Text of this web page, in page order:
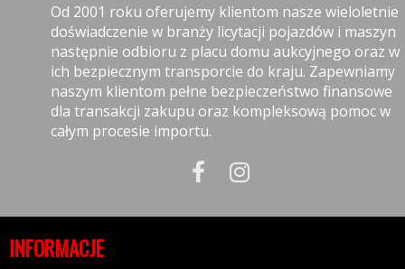
Od 2001 roku oferujemy klientom nasze wieloletnie
doświadczenie w branży licytacji pojazdów i maszyn
następnie odbioru z placu domu aukcyjnego oraz w
ich bezpiecznym transporcie do kraju. Zapewniamy
naszym klientom pełne bezpieczeństwo finansowe
dla transakcji zakupu oraz kompleksową pomoc w
całym procesie importu.
INFORMACJE